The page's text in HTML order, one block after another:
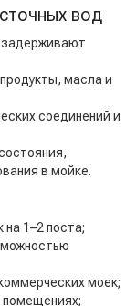
вод
масла и
соединений и
в мойке.
1–2 поста;
моек;
помещениях;